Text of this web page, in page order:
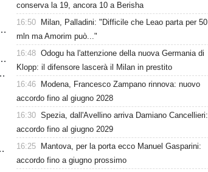
conserva la 19, ancora 10 a Berisha
16:50
Milan, Palladini: "Difficile che Leao parta per 50
mln ma Amorim può..."
16:48 Odogu ha l'attenzione della nuova Germania di
Klopp: il difensore lascerà il Milan in prestito
16:46
Modena, Francesco Zampano rinnova: nuovo
accordo fino al giugno 2028
16:30 Spezia, dall'Avellino arriva Damiano Cancellieri:
accordo fino al giugno 2029
16:25
Mantova, per la porta ecco Manuel Gasparini:
accordo fino a giugno prossimo